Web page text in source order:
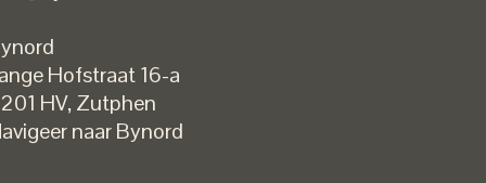
Hofstraat 16-a
HV,Zutphen
naar Bynord